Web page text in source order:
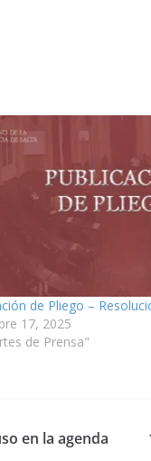
de Pliego –
17, 2025
de Prensa"
en la agenda